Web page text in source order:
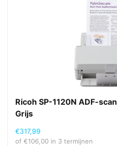
Bedrijfstemperatuur (T-
5 -
Relatieve vochtigheid in
20 -
Stroomverbruik
(PowerSave)
2,4
(typisch)
Ricoh SP-1120N ADF-
Grijs
€317,99
of €106,00 in 3 termijnen